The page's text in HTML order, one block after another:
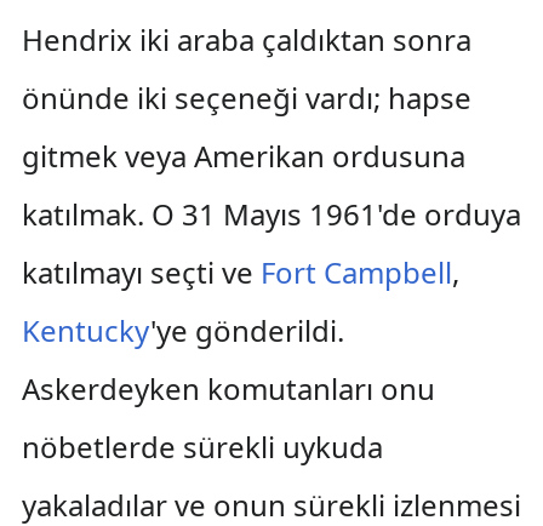
Hendrix iki araba çaldıktan sonra
önünde iki seçeneği vardı; hapse
gitmek veya Amerikan ordusuna
katılmak. O 31 Mayıs 1961'de orduya
katılmayı seçti ve Fort Campbell,
Kentucky'ye gönderildi.
Askerdeyken komutanları onu
nöbetlerde sürekli uykuda
yakaladılar ve onun sürekli izlenmesi